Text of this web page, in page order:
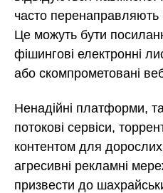
часто перенаправляють
Це можуть бути
фішингові електронні
або скомпрометовані
Ненадійні платформи,
потокові сервіси,
контентом для
агресивні рекламні
призвести до